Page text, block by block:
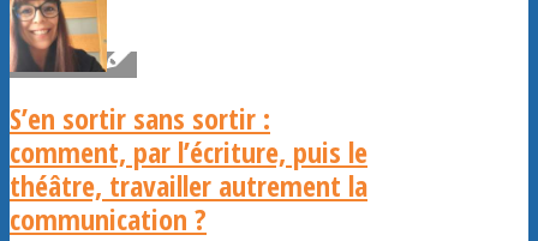
S’en sortir sans sortir :
comment, par l’écriture, puis le
théâtre, travailler autrement la
communication ?